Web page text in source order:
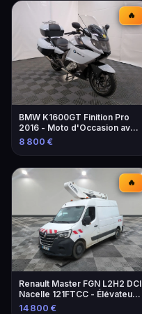
🔥
BMW K1600GT Finition Pro
2016 - Moto d'Occasion avec
Équipements
8 800 €
🔥
Renault Master FGN L2H2 DCI
Nacelle 121FTCC - Élévateur
de 2021
14 800 €